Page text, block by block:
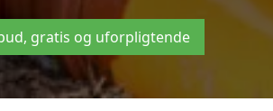
gratis og uforpligtende